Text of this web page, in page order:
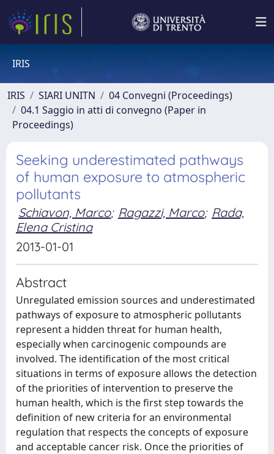
IRIS
IRIS SIARI UNITN
04 Convegni (Proceedings)
04.1 Saggio in atti di convegno (Paper in
Proceedings)
Seeking underestimated pathways
of human exposure to atmospheric
pollutants
Schiavon, Marco; Ragazzi, Marco; Rada,
Elena Cristina
2013-01-01
Abstract
Unregulated emission sources and underestimated
pathways of exposure to atmospheric pollutants
represent a hidden threat for human health,
especially when carcinogenic compounds are
involved. The identification of the most critical
situations in terms of exposure allows the detection
of the priorities of intervention to preserve the
human health, which is the first step towards the
definition of new criteria for an environmental
regulation that respects the concepts of exposure
and acceptable cancer risk. Once the priorities of